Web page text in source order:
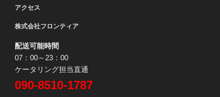
アクセス
株式会社フロンティア
配送可能時間
07：00～23：00
ケータリング担当直通
090-8510-1787